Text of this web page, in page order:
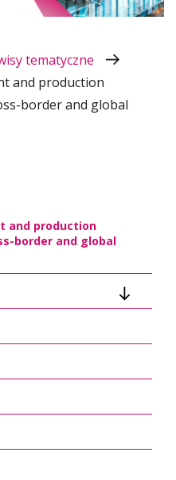
tematyczne
and production
border and global
and production
border and global